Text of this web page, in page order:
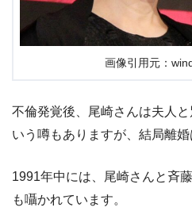
画像引用元：
不倫発覚後、尾崎さんは夫人
いう噂もありますが、結局離婚
1991年中には、尾崎さんと斉
も囁かれています。